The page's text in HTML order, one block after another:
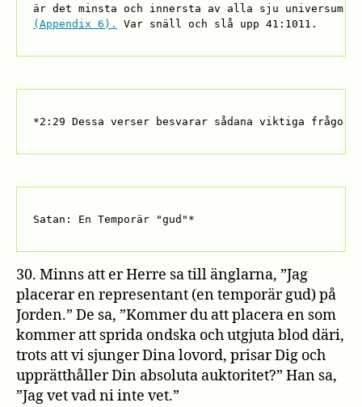
(Appendix 6).
Var snäll och slå upp 41:1011.
*2:29 Dessa verser besvarar sådana viktiga
Satan: En Temporär "gud"*
30. Minns att er Herre sa till änglarna, ”Jag
placerar en representant (en temporär gud) på
Jorden.” De sa, ”Kommer du att placera en som
kommer att sprida ondska och utgjuta blod däri,
trots att vi sjunger Dina lovord, prisar Dig och
upprätthåller Din absoluta auktoritet?” Han sa,
”Jag vet vad ni inte vet.”